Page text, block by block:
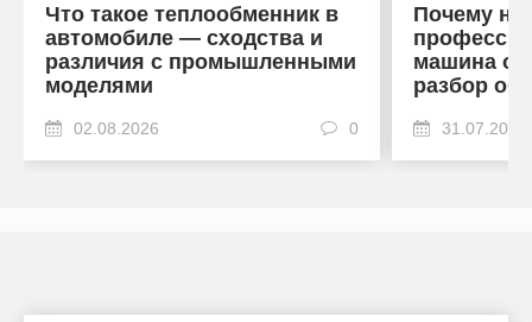
Что такое теплообменник в
автомобиле — сходства и
различия с промышленными
моделями
02.08.2026 0
Почему на
машина
разбор
31.07.2026